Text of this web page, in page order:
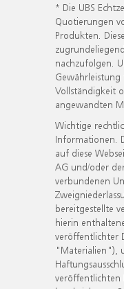
* Die UBS
Quotierungen
Produkten.
nachzufolgen.
Vollständigkeit
angewandten
Wichtige
Informationen.
auf diese
AG und/oder
verbundenen
bereitgestellte
hierin
veröffentlichter
"Materialien"),
veröffentlichten